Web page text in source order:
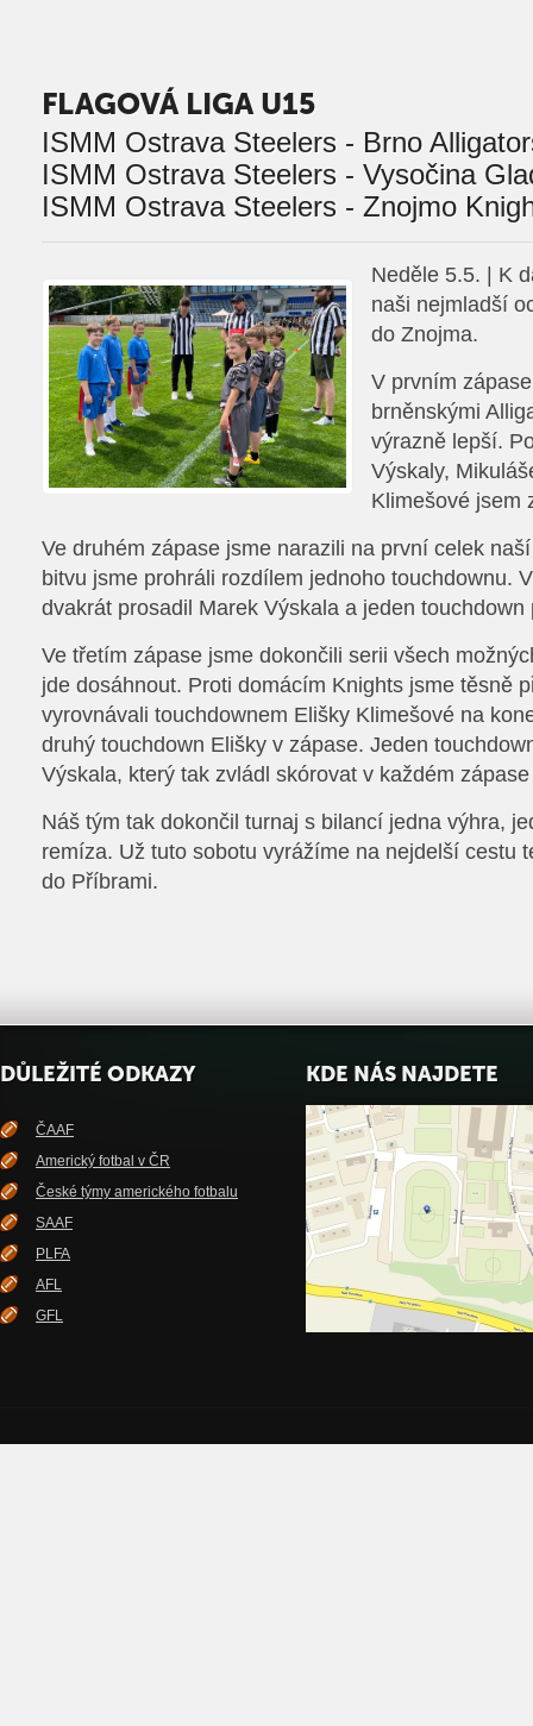
FLAGOVÁ LIGA U15
ISMM Ostrava Steelers - Brno
ISMM Ostrava Steelers - Vysočina
ISMM Ostrava Steelers - Znojmo
Neděle 5.5. | K
naši nejmladší
do Znojma.
V prvním
brněnskými
výrazně lepší.
Výskaly,
Klimešové jsem
Ve druhém zápase jsme narazili na první celek
bitvu jsme prohráli rozdílem jednoho touchdownu.
dvakrát prosadil Marek Výskala a jeden
Ve třetím zápase jsme dokončili serii všech
jde dosáhnout. Proti domácím Knights jsme těsně
vyrovnávali touchdownem Elišky Klimešové na
druhý touchdown Elišky v zápase. Jeden
Výskala, který tak zvládl skórovat v každém
Náš tým tak dokončil turnaj s bilancí jedna výhra,
remíza. Už tuto sobotu vyrážíme na nejdelší cestu
do Příbrami.
DŮLEŽITÉ ODKAZY
ČAAF
Americký fotbal v ČR
České týmy amerického fotbalu
SAAF
PLFA
AFL
GFL
KDE NÁS NAJDETE